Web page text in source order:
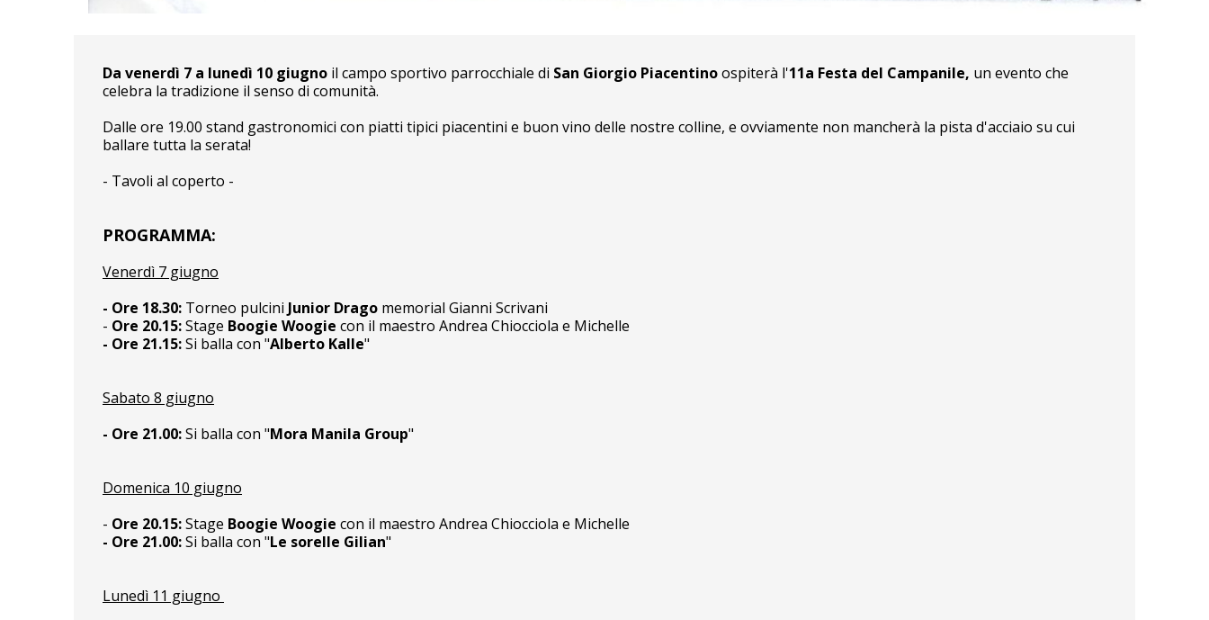
Da venerdì 7 a lunedì 10 giugno il campo sportivo parrocchiale di San Giorgio Piacentinoospiterà l'11a Festa del Campanile, un evento che
celebra la tradizione il senso di comunità.
Dalle ore 19.00 stand gastronomici con piatti tipici piacentini e buon vino delle nostre colline, e ovviamente non mancherà la pista d'acciaio su cui
ballare tutta la serata!
- Tavoli al coperto -
PROGRAMMA:
Venerdì 7 giugno
- Ore 18.30: Torneo pulcini Junior Drago memorial Gianni Scrivani
- Ore 20.15:Stage Boogie Woogie con il maestro Andrea Chiocciola e Michelle
- Ore 21.15:Si balla con "Alberto Kalle"
Sabato 8 giugno
- Ore 21.00:Si balla con "Mora Manila Group"
Domenica 10 giugno
- Ore 20.15:Stage Boogie Woogie con il maestro Andrea Chiocciola e Michelle
- Ore 21.00:Si balla con "Le sorelle Gilian"
Lunedì 11 giugno